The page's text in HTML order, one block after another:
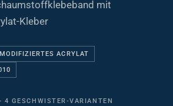
mit
Kleber
ACRYLAT
4 GESCHWISTER-VARIANTEN